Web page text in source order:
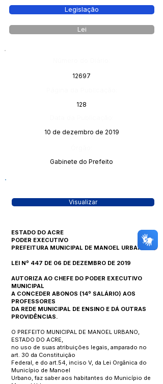
Legislação
Lei
12697
128
10 de dezembro de 2019
Gabinete do Prefeito
Visualizar
ESTADO DO ACRE
PODER EXECUTIVO
PREFEITURA MUNICIPAL DE MANOEL URBANO
LEI Nº 447 DE 06 DE DEZEMBRO DE 2019
AUTORIZA AO CHEFE DO PODER EXECUTIVO
MUNICIPAL
A CONCEDER ABONOS (14º SALÁRIO) AOS
PROFESSORES
DA REDE MUNICIPAL DE ENSINO E DÁ OUTRAS
PROVIDÊNCIAS.
O PREFEITO MUNICIPAL DE MANOEL URBANO,
ESTADO DO ACRE,
no uso de suas atribuições legais, amparado no
art. 30 da Constituição
Federal, e do art.54, inciso V, da Lei Orgânica do
Município de Manoel
Urbano, faz saber aos habitantes do Município de